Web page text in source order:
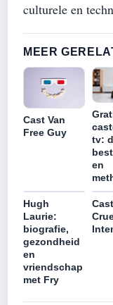
culturele en
MEER
Cast Van
Free Guy
tv:
en
Hugh
Laurie:
biografie,
gezondheid
en
vriendschap
met Fry